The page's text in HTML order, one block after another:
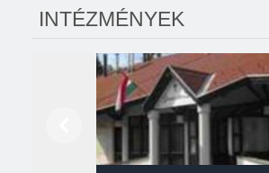
INTÉZMÉNYEK